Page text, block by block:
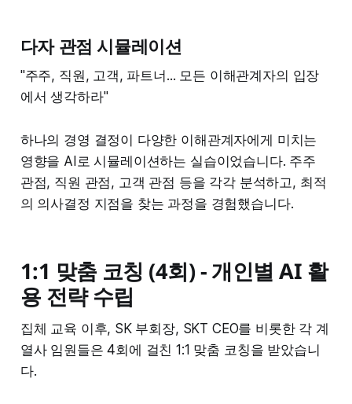
다자 관점 시뮬레이션
"주주, 직원, 고객, 파트너... 모든 이해관계자의 입장
에서 생각하라"
하나의 경영 결정이 다양한 이해관계자에게 미치는
영향을 AI로 시뮬레이션하는 실습이었습니다. 주주
관점, 직원 관점, 고객 관점 등을 각각 분석하고, 최적
의 의사결정 지점을 찾는 과정을 경험했습니다.
1:1 맞춤 코칭 (4회) - 개인별 AI 활
용 전략 수립
집체 교육 이후, SK 부회장, SKT CEO를 비롯한 각 계
열사 임원들은 4회에 걸친 1:1 맞춤 코칭을 받았습니
다.